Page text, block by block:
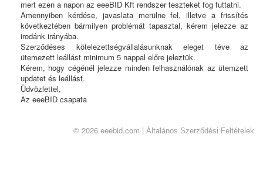
mert ezen a napon az eeeBID Kft rendszer teszteket fog futtatni.
Amennyiben kérdése, javaslata merülne fel, illetve a frissítés
következtében bármilyen problémát tapasztal, kérem jelezze az
irodánk irányába.
Szerződéses kötelezettségvállalásunknak eleget téve az
ütemezett leállást minimum 5 nappal előre jeleztük.
Kérem, hogy cégénél jelezze minden felhasználónak az ütemzett
updatet és leállást.
Üdvözlettel,
Az eeeBID csapata
© 2026 eeebid.com | Általános Szerződési Feltételek